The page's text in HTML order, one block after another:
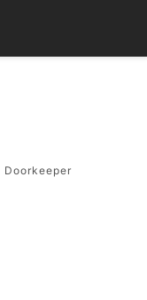
Doorkeeper